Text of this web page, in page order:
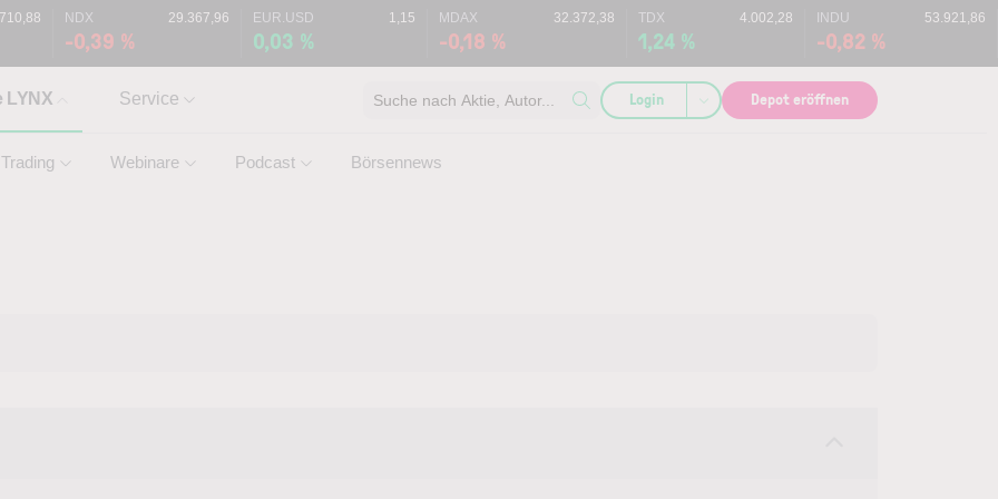
NDX 29.367,96
-0,39 %
EUR.USD 1,15
0,03 %
MDAX 32.372,38
-0,18 %
TDX 4.002,28
1,24 %
INDU 53.921,86
-0,82 %
LYNX
Trading Webinare Podcast Börsennews
Service Suche nach Aktie, Autor... Login Depot eröffnen